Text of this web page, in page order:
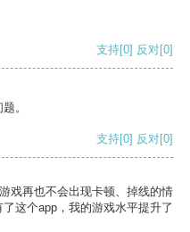
支持[0] 反对[0]
。
支持[0] 反对[0]
戏再也不会出现卡顿、掉线的情
这个app，我的游戏水平提升了